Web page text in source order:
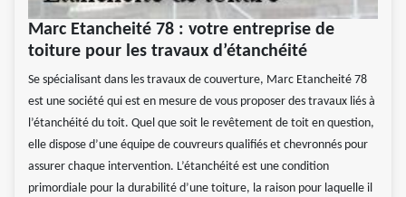
Marc Etancheité 78 : votre entreprise de
toiture pour les travaux d’étanchéité
Se spécialisant dans les travaux de couverture, Marc Etancheité 78
est une société qui est en mesure de vous proposer des travaux liés à
l’étanchéité du toit. Quel que soit le revêtement de toit en question,
elle dispose d’une équipe de couvreurs qualifiés et chevronnés pour
assurer chaque intervention. L’étanchéité est une condition
primordiale pour la durabilité d’une toiture, la raison pour laquelle il